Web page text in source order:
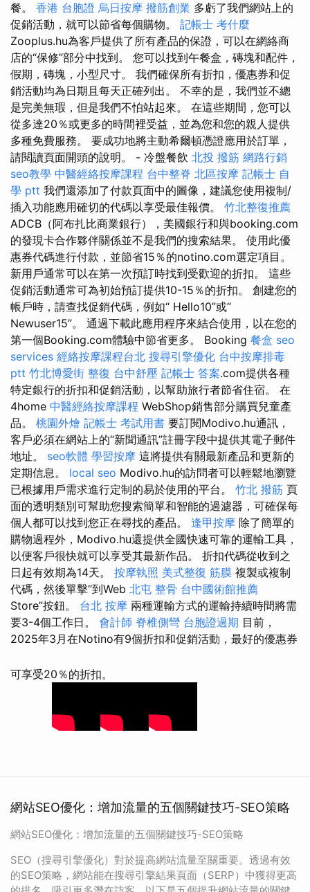
餐。 香港 台胞證 烏日按摩 撥筋創業 多虧了我們網站上的
促銷活動，就可以節省每個購物。 記帳士 考什麼
Zooplus.hu為客戶提供了所有產品的保證，可以在網絡商
店的“保修”部分中找到。 您可以找到午餐盒，磚塊和配件，
假期，磚塊，小型尺寸。 我們確保所有折扣，優惠券和促
銷活動均為日期且每天正確列出。 不幸的是，我們並不總
是完美無瑕，但是我們不怕站起來。 在這些期間，您可以
從多達20％或更多的時間裡受益，並為您和您的親人提供
多種免費服務。 要成功地將主動希爾頓憑證應用於訂單，
請閱讀頁面開頭的說明。 - 冷盤餐飲 北投 撥筋 網路行銷
seo教學 中醫經絡按摩課程 台中整脊 北區按摩 記帳士 自
學 ptt 我們還添加了付款頁面中的圖像，建議您使用複制/
插入功能應用確切的代碼以享受最佳報價。 竹北整復推薦
ADCB（阿布扎比商業銀行），美國銀行和與booking.com
的發現卡合作夥伴關係並不是我們的搜索結果。 使用此優
惠券代碼進行付款，並節省15％的notino.com選定項目。
新用戶通常可以在第一次預訂時找到受歡迎的折扣。 這些
促銷活動通常可為初始預訂提供10-15％的折扣。 創建您的
帳戶時，請查找促銷代碼，例如“ Hello10”或“
Newuser15”。 通過下載此應用程序來結合使用，以在您的
第一個Booking.com體驗中節省更多。 Booking 餐盒 seo
services 經絡按摩課程台北 搜尋引擎優化 台中按摩排毒
ptt 竹北博愛街 整復 台中舒壓 記帳士 答案.com提供各種
特定銀行的折扣和促銷活動，以幫助旅行者節省住宿。 在
4home 中醫經絡按摩課程 WebShop銷售部分購買兒童產
品。 桃園外燴 記帳士 考試用書 要訂閱Modivo.hu通訊，
客戶必須在網站上的“新聞通訊”註冊字段中提供其電子郵件
地址。 seo軟體 學習按摩 這將提供有關最新產品和更新的
定期信息。 local seo Modivo.hu的訪問者可以輕鬆地瀏覽
已根據用戶需求進行定制的易於使用的平台。 竹北 撥筋 頁
面的透明類別可幫助您搜索簡單和智能的過濾器，可確保每
個人都可以找到您正在尋找的產品。 逢甲按摩 除了簡單的
購物過程外，Modivo.hu還提供全國快速可靠的運輸工具，
以便客戶很快就可以享受其最新作品。 折扣代碼從收到之
日起有效期為14天。 按摩執照 美式整復 筋膜 複製或複制
代碼，然後單擊“到Web 北屯 整骨 台中國術館推薦
Store”按鈕。 台北 按摩 兩種運輸方式的運輸持續時間將需
要3-4個工作日。 會計師 脊椎側彎 台胞證過期 目前，
2025年3月在Notino有9個折扣和促銷活動，最好的優惠券
可享受20％的折扣。
網站SEO優化：增加流量的五個關鍵技巧-SEO策略
網站SEO優化：增加流量的五個關鍵技巧-SEO策略
SEO（搜尋引擎優化）對於提高網站流量至關重要。透過有效
的SEO策略，網站能在搜尋引擎結果頁面（SERP）中獲得更高